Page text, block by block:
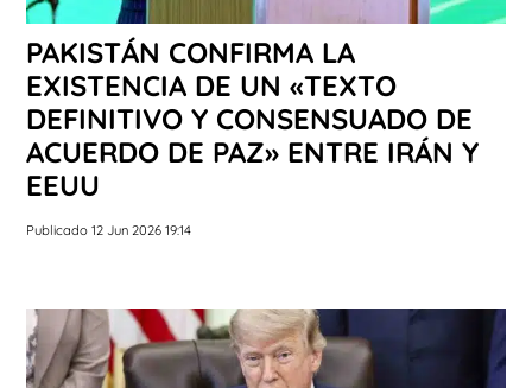
PAKISTÁN CONFIRMA LA
EXISTENCIA DE UN «TEXTO
DEFINITIVO Y CONSENSUADO DE
ACUERDO DE PAZ» ENTRE IRÁN Y
EEUU
Publicado 12 Jun 2026 19:14